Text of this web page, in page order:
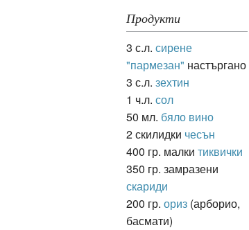
Продукти
3 с.л. сирене
"пармезан" настъргано
3 с.л. зехтин
1 ч.л. сол
50 мл. бяло вино
2 скилидки чесън
400 гр. малки тиквички
350 гр. замразени
скариди
200 гр. ориз (арборио,
басмати)